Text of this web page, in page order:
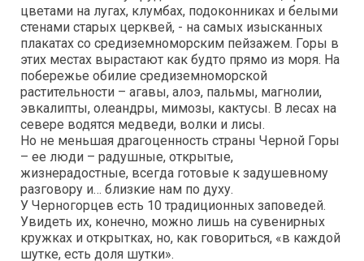
цветами на лугах, клумбах, подоконниках и белыми
стенами старых церквей, - на самых изысканных
плакатах со средиземноморским пейзажем. Горы в
этих местах вырастают как будто прямо из моря. На
побережье обилие средиземноморской
растительности – агавы, алоэ, пальмы, магнолии,
эвкалипты, олеандры, мимозы, кактусы. В лесах на
севере водятся медведи, волки и лисы.
Но не меньшая драгоценность страны Черной Горы
– ее люди – радушные, открытые,
жизнерадостные, всегда готовые к задушевному
разговору и… близкие нам по духу.
У Черногорцев есть 10 традиционных заповедей.
Увидеть их, конечно, можно лишь на сувенирных
кружках и открытках, но, как говориться, «в каждой
шутке, есть доля шутки».